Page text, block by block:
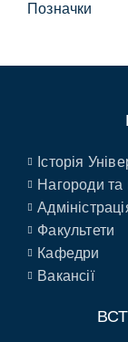
Позначки
Історія
Нагороди та
Факультети
Кафедри
Вакансії